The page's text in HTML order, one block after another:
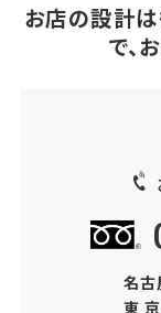
お店の設計は
で、
名古
東